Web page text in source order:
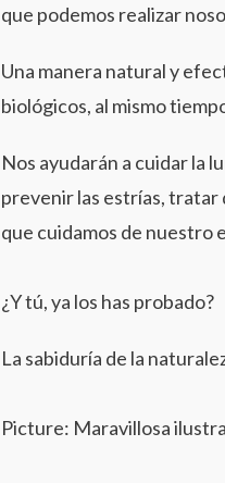
que podemos realizar
Una manera natural y
biológicos, al mismo
Nos ayudarán a cuidar la
prevenir las estrías, tratar
que cuidamos de nuestro
¿Y tú, ya los has probado?
La sabiduría de la
Picture: Maravillosa